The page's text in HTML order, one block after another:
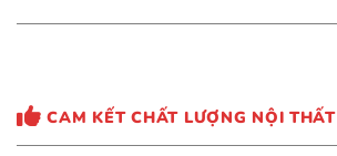
CAM KẾT CHẤT LƯỢNG NỘI THẤT